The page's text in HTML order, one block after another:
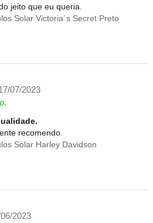
jeito que eu queria.
Solar Victoria´s Secret Preto
07/2023
recomendo.
Solar Harley Davidson
2023